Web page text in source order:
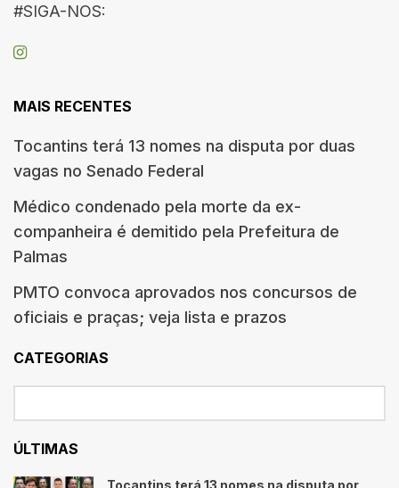
#SIGA-NOS:
MAIS RECENTES
Tocantins terá 13 nomes na disputa por duas
vagas no Senado Federal
Médico condenado pela morte da ex-
companheira é demitido pela Prefeitura de
Palmas
PMTO convoca aprovados nos concursos de
oficiais e praças; veja lista e prazos
CATEGORIAS
ÚLTIMAS
Tocantins terá 13 nomes na disputa por